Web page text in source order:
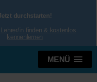
durchstarten!
in finden & kostenlos
kennenlernen
MENÜ